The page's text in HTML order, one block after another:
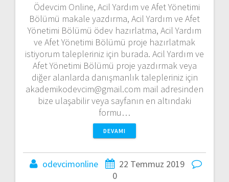
Ödevcim Online, Acil Yardım ve Afet Yönetimi
Bölümü makale yazdırma, Acil Yardım ve Afet
Yönetimi Bölümü ödev hazırlatma, Acil Yardım
ve Afet Yönetimi Bölümü proje hazırlatmak
istiyorum talepleriniz için burada. Acil Yardım ve
Afet Yönetimi Bölümü proje yazdırmak veya
diğer alanlarda danışmanlık talepleriniz için
akademikodevcim@gmail.com mail adresinden
bize ulaşabilir veya sayfanın en altındaki
formu…
DEVAMI
odevcimonline
22 Temmuz 2019
0